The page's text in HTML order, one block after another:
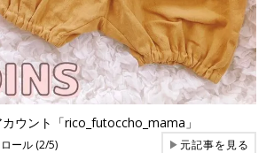
ウント「rico_futoccho_mama」
ール (2/5) ▶元記事を見る